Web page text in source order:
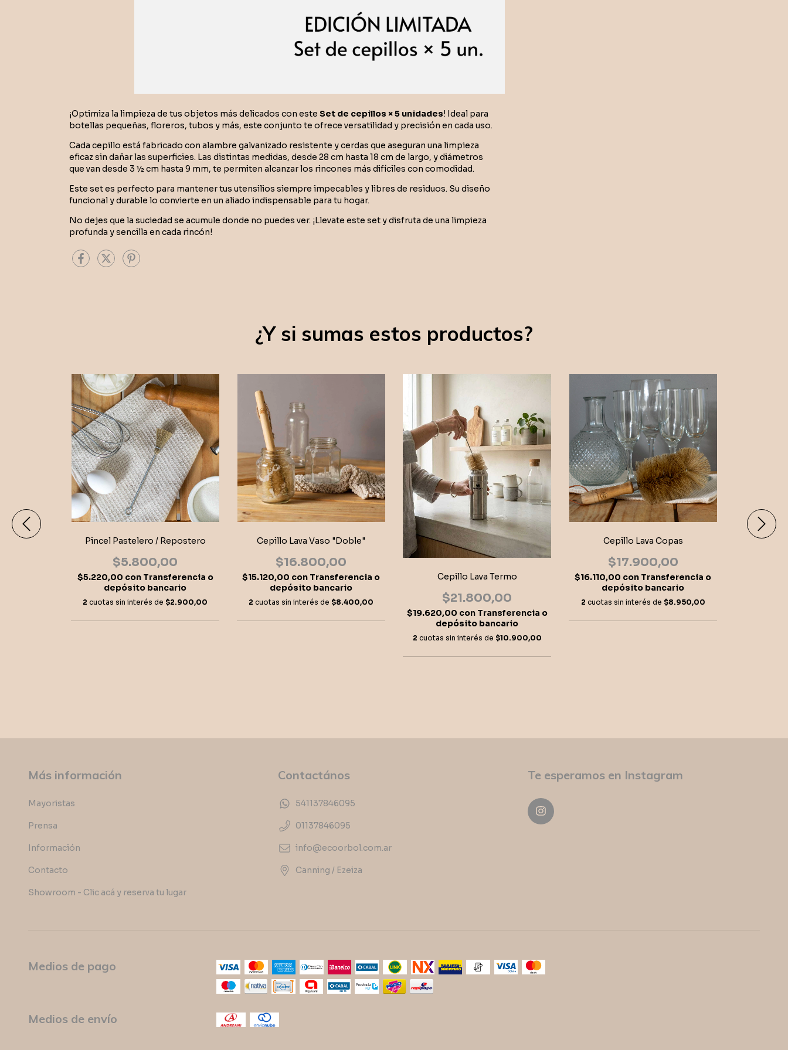
¡Optimiza la limpieza de tus objetos más delicados con este Set de cepillos × 5 unidades! Ideal para
botellas pequeñas, floreros, tubos y más, este conjunto te ofrece versatilidad y precisión en cada uso.
Cada cepillo está fabricado con alambre galvanizado resistente y cerdas que aseguran una limpieza
eficaz sin dañar las superficies. Las distintas medidas, desde 28 cm hasta 18 cm de largo, y diámetros
que van desde 3 ½ cm hasta 9 mm, te permiten alcanzar los rincones más difíciles con comodidad.
Este set es perfecto para mantener tus utensilios siempre impecables y libres de residuos. Su diseño
funcional y durable lo convierte en un aliado indispensable para tu hogar.
No dejes que la suciedad se acumule donde no puedes ver. ¡Llevate este set y disfruta de una limpieza
profunda y sencilla en cada rincón!
¿Y si sumas estos productos?
Pincel Pastelero / Repostero
$5.800,00
$5.220,00 con Transferencia o
depósito bancario
2 cuotas sin interés de $2.900,00
Cepillo Lava Vaso "Doble"
$16.800,00
$15.120,00 con Transferencia o
depósito bancario
2 cuotas sin interés de $8.400,00
Cepillo Lava Termo
$21.800,00
$19.620,00 con Transferencia o
depósito bancario
2 cuotas sin interés de $10.900,00
Cepillo Lava Copas
$17.900,00
$16.110,00 con Transferencia o
depósito bancario
2 cuotas sin interés de $8.950,00
Más información
Mayoristas
Prensa
Información
Contacto
Showroom - Clic acá y reserva tu lugar
Contactános
541137846095
01137846095
info@ecoorbol.com.ar
Canning / Ezeiza
Te esperamos en Instagram
Medios de pago
Medios de envío